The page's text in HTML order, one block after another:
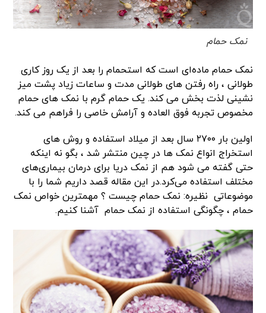
نمک حمام
نمک حمام ماده‌ای است که استحمام را بعد از یک روز کاری
طولانی ، راه رفتن های طولانی مدت و ساعات زیاد پشت میز
نشینی لذت بخش می کند. یک حمام گرم با نمک های حمام
مخصوص تجربه فوق العاده و آرامش خاصی را فراهم می کند.
اولین بار ۲۷۰۰ سال بعد از میلاد استفاده و روش های
استخراج انواع نمک ها در چین منتشر شد ، بگو نه اینکه
حتی گفته می شود هم از نمک دریا برای درمان بیماری‌های
مختلف استفاده می‌کرد.در این مقاله قصد داریم شما را با
موضوعاتی نظیره: نمک حمام چیست ؟ مهمترین خواص نمک
حمام ، چگونگی استفاده از نمک حمام آشنا کنیم.